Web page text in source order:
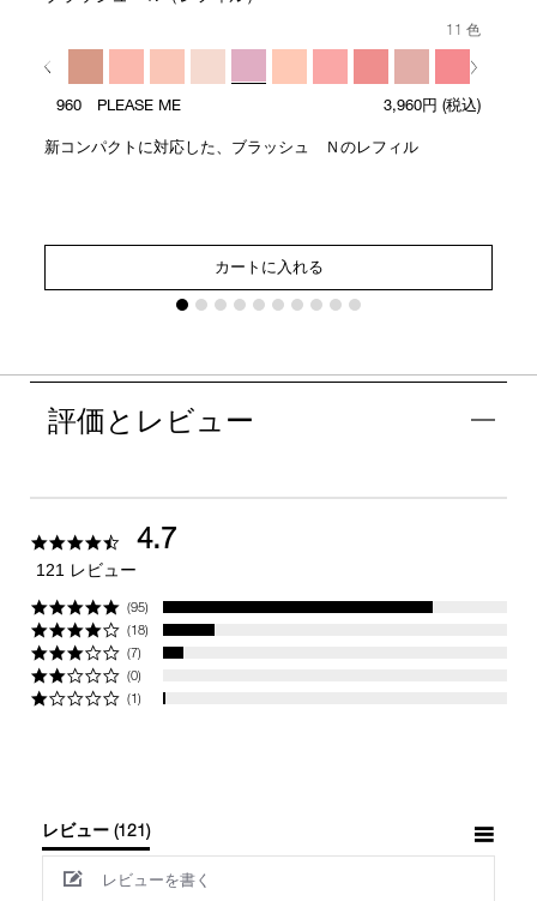
11 色
960 PLEASE ME 3,960円 (税込)
新コンパクトに対応した、ブラッシュ Ｎのレフィル
カートに入れる
評価とレビュー
4.74.7
121 レビュー
(95)
(18)
(7)
(0)
(1)
レビュー (121)
レビューを書く